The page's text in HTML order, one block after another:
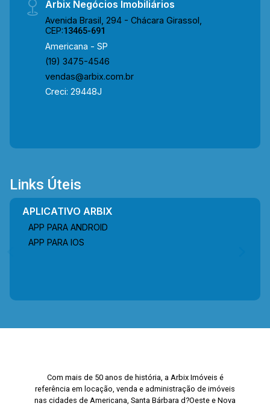
*Aceita financiamento. Localizada próxima à Av.
Giaconda Cibin, Av. de Cillo e Rod. Luiz de
principais vias da cidade. O entorno conta com
restaurantes, padarias, supermercados, praças,
farmácias, escolas e diversos serviços
Presente em cada mudança!
Arbix Negócios Imobiliários
Avenida Brasil, 294 - Chácara Girassol,
CEP:13465-691
Americana - SP
(19) 3475-4546
vendas@arbix.com.br
Creci: 29448J
Links Úteis
APLICATIVO ARBIX
APP PARA ANDROID
APP PARA IOS
Com mais de 50 anos de história, a Arbix Imóveis é
referência em locação, venda e administração de imóveis
nas cidades de Americana, Santa Bárbara d?Oeste e Nova